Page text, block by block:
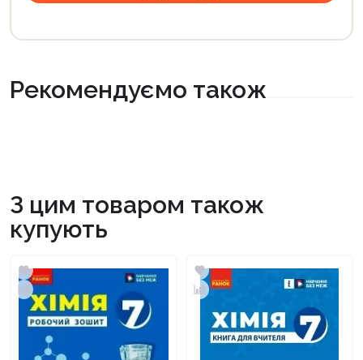
Рекомендуємо також
З цим товаром також
купують